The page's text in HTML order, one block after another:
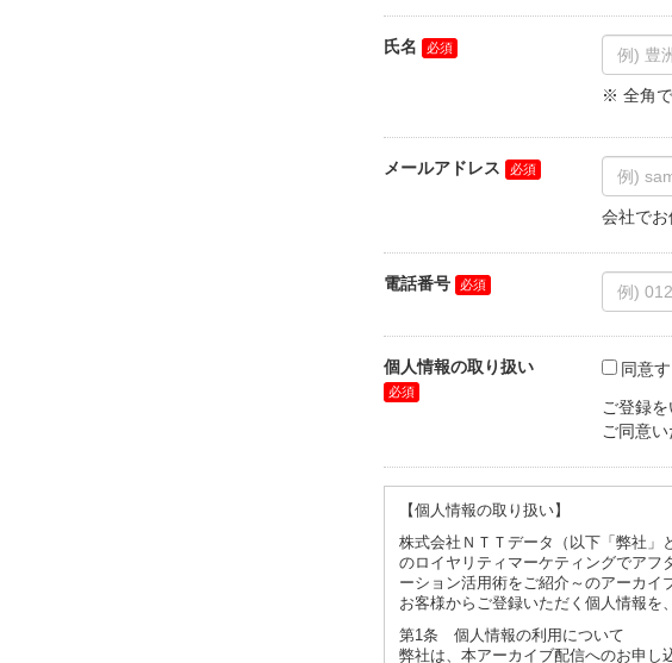
氏名
※ 全角で
メールアドレス
会社でお
電話番号
個人情報の取り扱い
同意
ご登録
ご同意
【個人情報の取り扱い】
株式会社ＮＴＴデータ（以下「弊社」
のロイヤリティマーケティングでアフ
ーション活用術をご紹介～のアーカイ
お客様からご登録いただく個人情報を
第1条 個人情報の利用について
弊社は、本アーカイブ配信へのお申し